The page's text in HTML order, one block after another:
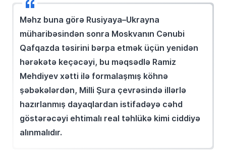
Məhz buna görə Rusiyaya–Ukrayna
müharibəsindən sonra Moskvanın Cənubi
Qafqazda təsirini bərpa etmək üçün yenidən
hərəkətə keçəcəyi, bu məqsədlə Ramiz
Mehdiyev xətti ilə formalaşmış köhnə
şəbəkələrdən, Milli Şura çevrəsində illərlə
hazırlanmış dayaqlardan istifadəyə cəhd
göstərəcəyi ehtimalı real təhlükə kimi ciddiyə
alınmalıdır.